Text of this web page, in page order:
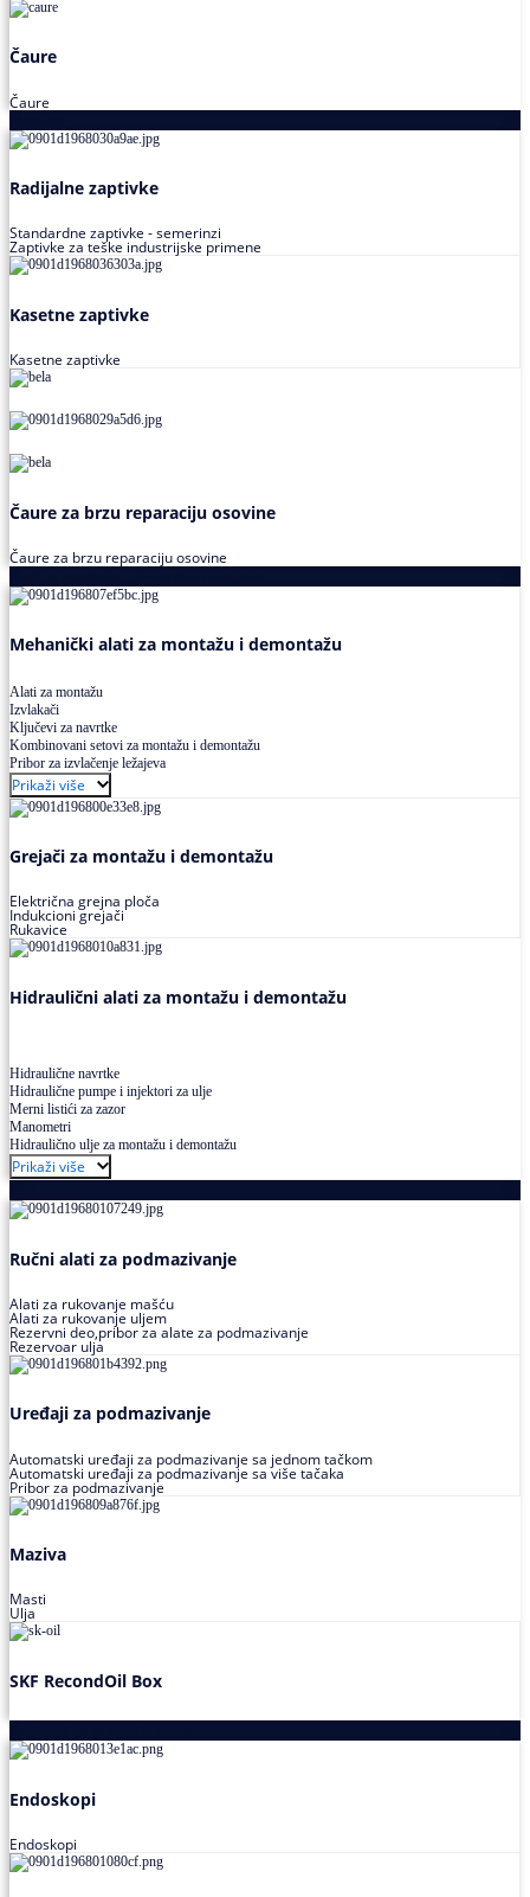
Čaure
Čaure
Radijalne zaptivke
Standardne zaptivke - semerinzi
Zaptivke za teške industrijske primene
Kasetne zaptivke
Kasetne zaptivke
Čaure za brzu reparaciju osovine
Čaure za brzu reparaciju osovine
Mehanički alati za montažu i demontažu
Alati za montažu
Izvlakači
Ključevi za navrtke
Kombinovani setovi za montažu i demontažu
Pribor za izvlačenje ležajeva
Prikaži više
Grejači za montažu i demontažu
Električna grejna ploča
Indukcioni grejači
Rukavice
Hidraulični alati za montažu i demontažu
Hidraulične navrtke
Hidraulične pumpe i injektori za ulje
Merni listići za zazor
Manometri
Hidraulično ulje za montažu i demontažu
Prikaži više
Ručni alati za podmazivanje
Alati za rukovanje mašću
Alati za rukovanje uljem
Rezervni deo,pribor za alate za podmazivanje
Rezervoar ulja
Uređaji za podmazivanje
Automatski uređaji za podmazivanje sa jednom tačkom
Automatski uređaji za podmazivanje sa više tačaka
Pribor za podmazivanje
Maziva
Masti
Ulja
SKF RecondOil Box
Endoskopi
Endoskopi